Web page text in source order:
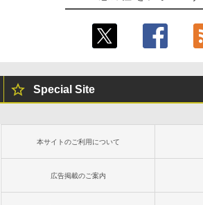
ない、大きな画面で
書籍リーダー、ブラ
Kindle Paperwhite
るさ自動調整、色調
持続バッテリー、広
Special Site
本サイトのご利用について
広告掲載のご案内